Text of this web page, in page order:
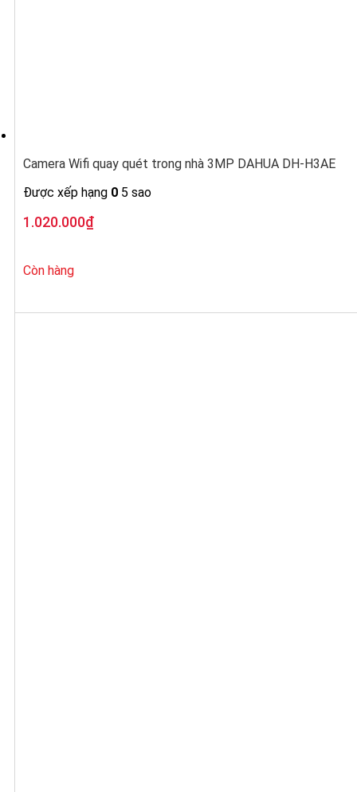
Camera Wifi quay quét trong nhà 3MP DAHUA DH-H3AE
Được xếp hạng 0 5 sao
1.020.000₫
Còn hàng